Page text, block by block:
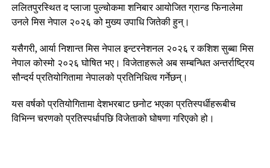
ललितपुरस्थित द प्लाजा पुल्चोकमा शनिबार आयोजित ग्रान्ड फिनालेमा
उनले मिस नेपाल २०२६ को मुख्य उपाधि जितेकी हुन्।
यसैगरी, आर्या निशान्त मिस नेपाल इन्टरनेशनल २०२६ र कशिश सुब्बा मिस
नेपाल कोस्मो २०२६ घोषित भए। विजेताहरूले अब सम्बन्धित अन्तर्राष्ट्रिय
सौन्दर्य प्रतियोगितामा नेपालको प्रतिनिधित्व गर्नेछन्।
यस वर्षको प्रतियोगितामा देशभरबाट छनोट भएका प्रतिस्पर्धीहरूबीच
विभिन्न चरणको प्रतिस्पर्धापछि विजेताको घोषणा गरिएको हो।